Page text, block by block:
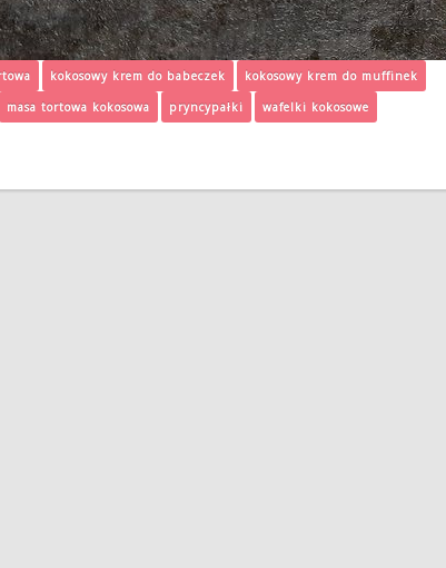
kokosowy krem do babeczek
kokosowy krem do muffinek
masa tortowa kokosowa pryncypałki wafelki kokosowe